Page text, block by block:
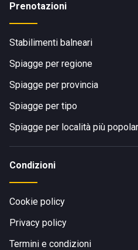
Prenotazioni
Stabilimenti balneari
Spiagge per regione
Spiagge per provincia
Spiagge per tipo
Spiagge per località più
Condizioni
Cookie policy
Privacy policy
Termini e condizioni